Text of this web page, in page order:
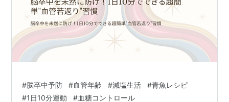
#脳卒中予防 #血管年齢 #減塩生活 #青魚レシピ
#1日10分運動 #血糖コントロール